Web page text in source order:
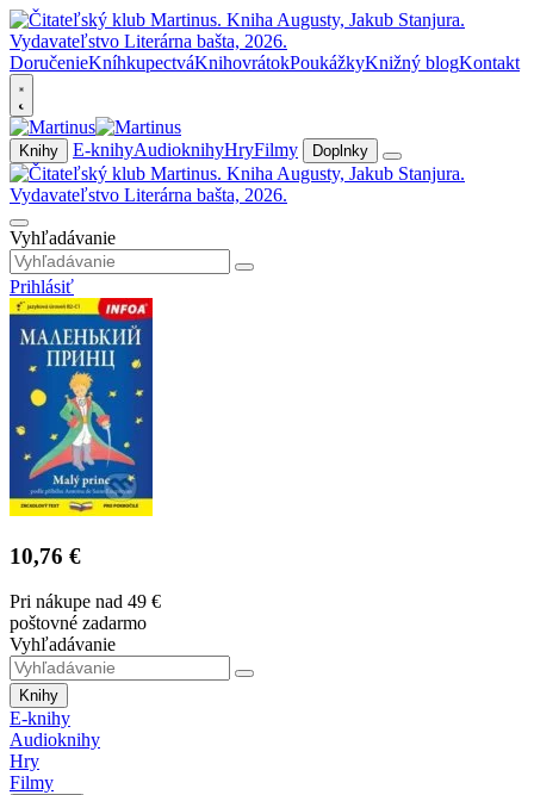
DoručenieKníhkupectváKnihovrátokPoukážkyKnižný blogKontakt
Knihy E-knihyAudioknihyHryFilmy Doplnky
Vyhľadávanie
Prihlásiť
10,76 €
Pri nákupe nad 49 €
poštovné zadarmo
Vyhľadávanie
Knihy
E-knihy
Audioknihy
Hry
Filmy